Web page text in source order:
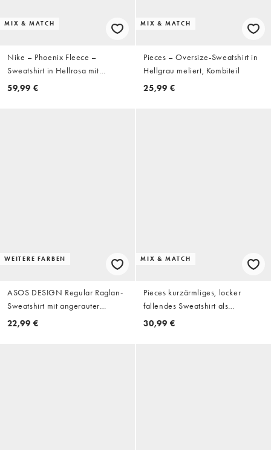
MIX & MATCH
Nike – Phoenix Fleece –
Sweatshirt in Hellrosa mit
extremer Oversize-Passform
59,99 €
MIX & MATCH
Pieces – Oversize-Sweatshirt in
Hellgrau meliert, Kombiteil
25,99 €
WEITERE FARBEN
ASOS DESIGN Regular Raglan-
Sweatshirt mit angerauter
Innenseite in Schwarz
22,99 €
MIX & MATCH
Pieces kurzärmliges, locker
fallendes Sweatshirt als
Kombiteil in hellgrau meliert
30,99 €